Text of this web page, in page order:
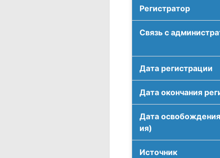
Регистратор
Связь с
Дата регистрации
Дата окончания
Дата
ия)
Источник